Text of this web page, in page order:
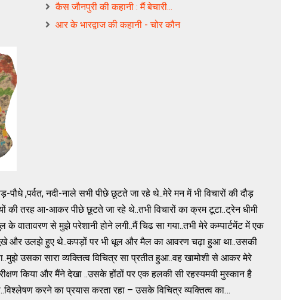
कैस जौनपुरी की कहानी : मैं बेचारी...
आर के भारद्वाज की कहानी - चोर कौन
पौधे ,पर्वत, नदी-नाले सभी पीछे छूटते जा रहे थे..मेरे मन में भी विचारों की दौड़
की तरह आ-आकर पीछे छूटते जा रहे थे..तभी विचारों का क्रम टूटा..ट्रेन धीमी
से मुझे परेशानी होने लगी..मैं चिढ सा गया..तभी मेरे कम्पार्टमेंट में एक
और उलझे हुए थे..कपड़ों पर भी धूल और मैल का आवरण चढ़ा हुआ था..उसकी
उसका सारा व्यक्तित्व विचित्र सा प्रतीत हुआ..वह खामोशी से आकर मेरे
किया और मैंने देखा ..उसके होंठों पर एक हलकी सी रहस्यमयी मुस्कान है
करने का प्रयास करता रहा – उसके विचित्र व्यक्तित्व का…